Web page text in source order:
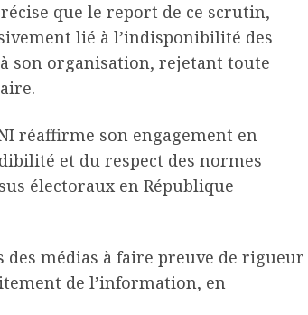
que le report de ce scrutin,
lié à l’indisponibilité des
son organisation, rejetant toute
réaffirme son engagement en
et du respect des normes
électoraux en République
médias à faire preuve de rigueur
de l’information, en